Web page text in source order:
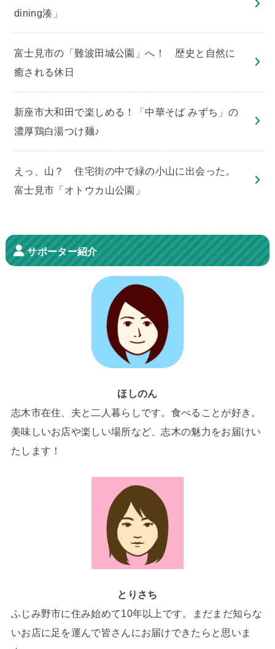
dining湊」
​富士見市の「難波田城公園」へ！ 歴史と自然に
癒される休日
新座市大和田で楽しめる！「中華そば みずち」の
濃厚鶏白湯つけ麺♪
えっ、山？ 住宅街の中で緑の小山に出会った。
富士見市「オトウカ山公園」
サポーター紹介
ほしのん
志木市在住、夫と二人暮らしです。食べることが好き。
美味しいお店や楽しい場所など、志木の魅力をお届けい
たします！
とりさち
ふじみ野市に住み始めて10年以上です。まだまだ知らな
いお店に足を運んで皆さんにお届けできたらと思いま